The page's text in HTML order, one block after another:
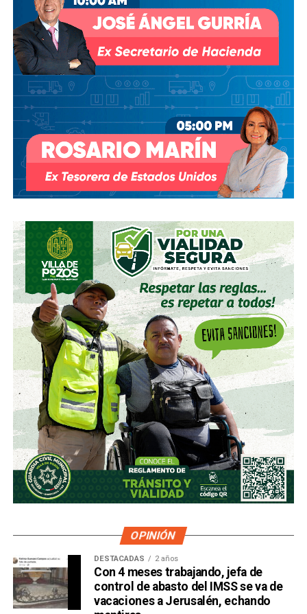
OPINIÓN
DESTACADAS 2 años
Con 4 meses trabajando, jefa de
control de abasto del IMSS se va de
vacaciones a Jerusalén, echando